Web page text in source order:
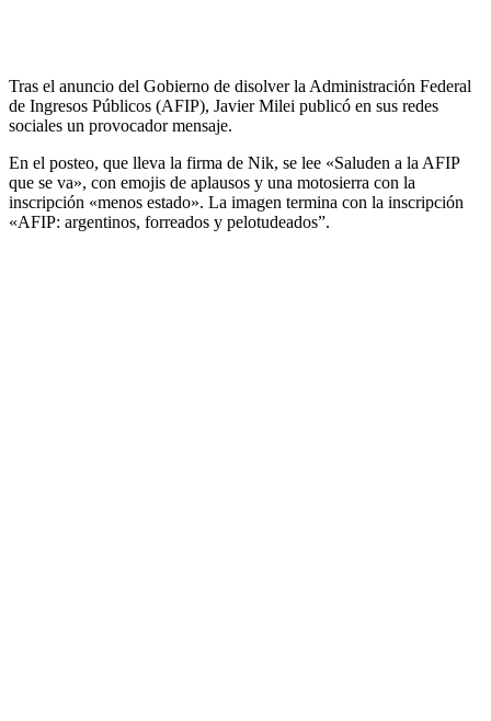
Tras el anuncio del Gobierno de disolver la Administración Federal
de Ingresos Públicos (AFIP), Javier Milei publicó en sus redes
sociales un provocador mensaje.
En el posteo, que lleva la firma de Nik, se lee «Saluden a la AFIP
que se va», con emojis de aplausos y una motosierra con la
inscripción «menos estado». La imagen termina con la inscripción
«AFIP: argentinos, forreados y pelotudeados”.